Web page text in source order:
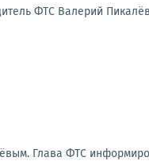
ФТС Валерий Пикалёв
Глава ФТС